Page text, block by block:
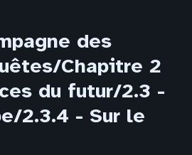
des
Chapitre 2
du futur/2.3 -
2.3.4 - Sur le